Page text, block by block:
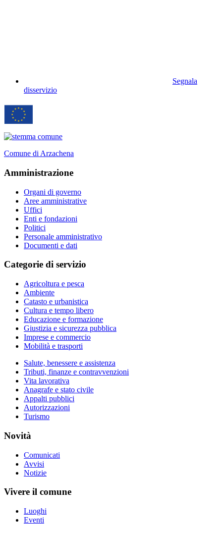
Segnala
disservizio
Comune di Arzachena
Amministrazione
Organi di governo
Aree amministrative
Uffici
Enti e fondazioni
Politici
Personale amministrativo
Documenti e dati
Categorie di servizio
Agricoltura e pesca
Ambiente
Catasto e urbanistica
Cultura e tempo libero
Educazione e formazione
Giustizia e sicurezza pubblica
Imprese e commercio
Mobilità e trasporti
Salute, benessere e assistenza
Tributi, finanze e contravvenzioni
Vita lavorativa
Anagrafe e stato civile
Appalti pubblici
Autorizzazioni
Turismo
Novità
Comunicati
Avvisi
Notizie
Vivere il comune
Luoghi
Eventi